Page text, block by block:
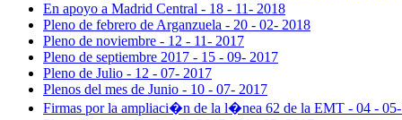
En apoyo a Madrid Central - 18 - 11- 2018
Pleno de febrero de Arganzuela - 20 - 02- 2018
Pleno de noviembre - 12 - 11- 2017
Pleno de septiembre 2017 - 15 - 09- 2017
Pleno de Julio - 12 - 07- 2017
Plenos del mes de Junio - 10 - 07- 2017
Firmas por la ampliaci�n de la l�nea 62 de la EMT - 04 -